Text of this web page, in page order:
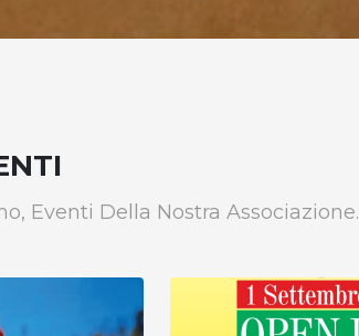
Eventi Della Nostra Associazione.